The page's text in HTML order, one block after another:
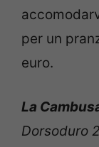
per un
euro.
La
Dorsoduro